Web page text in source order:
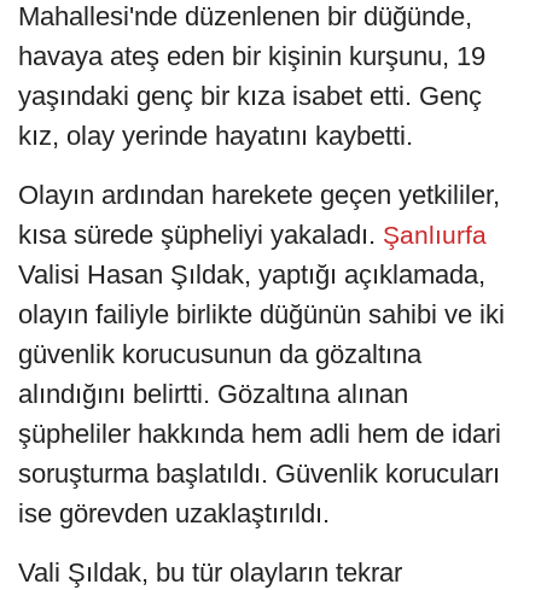
Mahallesi'nde düzenlenen bir düğünde,
havaya ateş eden bir kişinin kurşunu, 19
yaşındaki genç bir kıza isabet etti. Genç
kız, olay yerinde hayatını kaybetti.
Olayın ardından harekete geçen yetkililer,
kısa sürede şüpheliyi yakaladı. Şanlıurfa
Valisi Hasan Şıldak, yaptığı açıklamada,
olayın failiyle birlikte düğünün sahibi ve iki
güvenlik korucusunun da gözaltına
alındığını belirtti. Gözaltına alınan
şüpheliler hakkında hem adli hem de idari
soruşturma başlatıldı. Güvenlik korucuları
ise görevden uzaklaştırıldı.
Vali Şıldak, bu tür olayların tekrar